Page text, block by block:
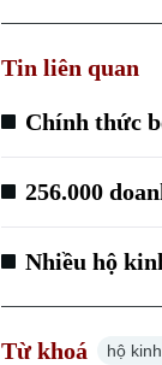
Tin liên quan
Chính thức
256.000
Nhiều hộ
Từ khoá hộ